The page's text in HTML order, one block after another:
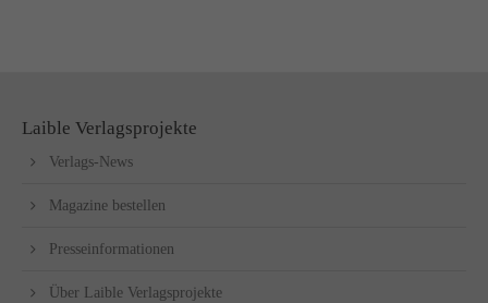
Laible Verlagsprojekte
Verlags-News
Magazine bestellen
Presseinformationen
Über Laible Verlagsprojekte